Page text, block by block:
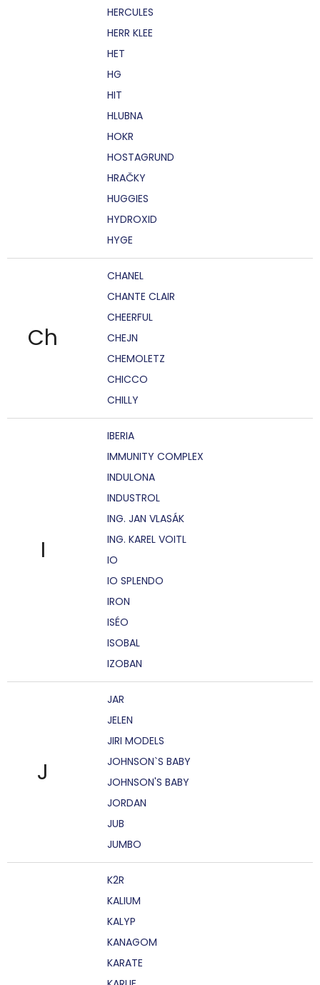
HERCULES
HERR KLEE
HET
HG
HIT
HLUBNA
HOKR
HOSTAGRUND
HRAČKY
HUGGIES
HYDROXID
HYGE
Ch
CHANEL
CHANTE CLAIR
CHEERFUL
CHEJN
CHEMOLETZ
CHICCO
CHILLY
I
IBERIA
IMMUNITY COMPLEX
INDULONA
INDUSTROL
ING. JAN VLASÁK
ING. KAREL VOITL
IO
IO SPLENDO
IRON
ISÉO
ISOBAL
IZOBAN
J
JAR
JELEN
JIRI MODELS
JOHNSON`S BABY
JOHNSON'S BABY
JORDAN
JUB
JUMBO
K2R
KALIUM
KALYP
KANAGOM
KARATE